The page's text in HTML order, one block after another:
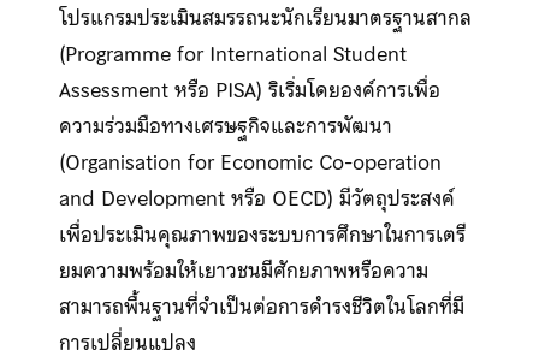
โปรแกรมประเมินสมรรถนะนักเรียนมาตรฐานสากล
(Programme for International Student
Assessment หรือ PISA) ริเริ่มโดยองค์การเพื่อ
ความร่วมมือทางเศรษฐกิจและการพัฒนา
(Organisation for Economic Co-operation
and Development หรือ OECD) มีวัตถุประสงค์
เพื่อประเมินคุณภาพของระบบการศึกษาในการเตรี
ยมความพร้อมให้เยาวชนมีศักยภาพหรือความ
สามารถพื้นฐานที่จำเป็นต่อการดำรงชีวิตในโลกที่มี
การเปลี่ยนแปลง